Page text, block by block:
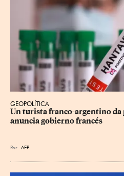
GEOPOLÍTICA
Un turista franco-argentino
anuncia gobierno francés
Por AFP